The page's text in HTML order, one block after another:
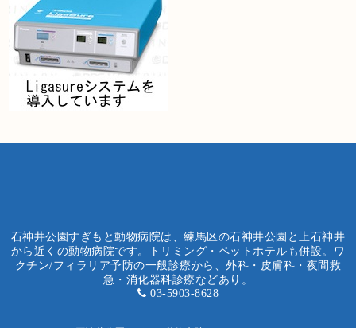
石神井公園すぎもと動物病院は、練馬区の石神井公園と上石神井
から近くの動物病院です。トリミング・ペットホテルも併設。ワ
クチン/フィラリア予防の一般診療から、外科・皮膚科・夜間救
急・消化器科診療などあり。
03-5903-8628